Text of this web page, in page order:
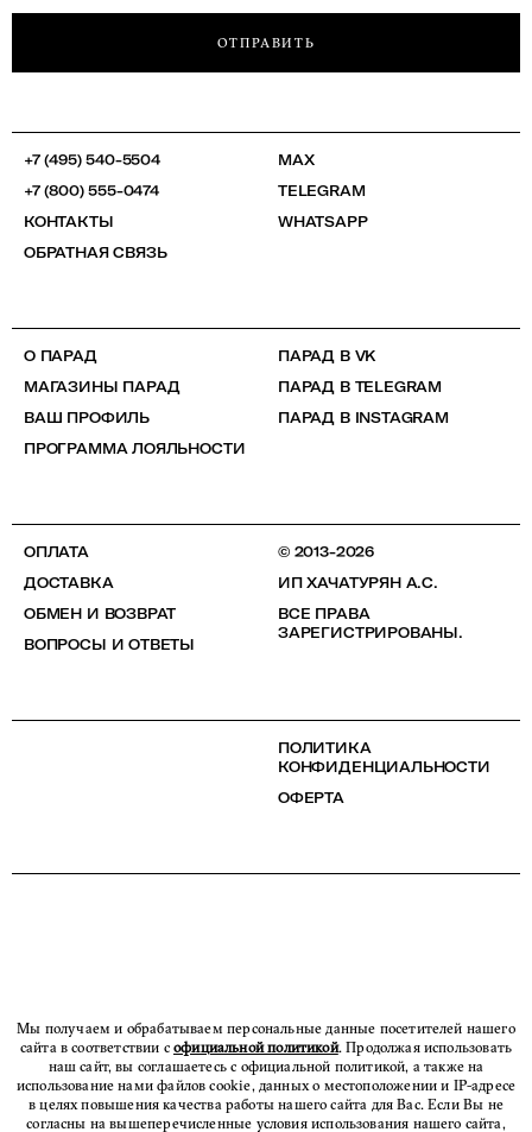
ОТПРАВИТЬ
+7 (495) 540-5504
+7 (800) 555-0474
КОНТАКТЫ
ОБРАТНАЯ СВЯЗЬ
MAX
TELEGRAM
WHATSAPP
О ПАРАД
МАГАЗИНЫ ПАРАД
ВАШ ПРОФИЛЬ
ПРОГРАММА ЛОЯЛЬНОСТИ
ПАРАД В VK
ПАРАД В TELEGRAM
ПАРАД В INSTAGRAM
ОПЛАТА
ДОСТАВКА
ОБМЕН И ВОЗВРАТ
ВОПРОСЫ И ОТВЕТЫ
© 2013-2026
ИП ХАЧАТУРЯН А.С.
ВСЕ ПРАВА
ЗАРЕГИСТРИРОВАНЫ.
ПОЛИТИКА
КОНФИДЕНЦИАЛЬНОСТИ
ОФЕРТА
Мы получаем и обрабатываем персональные данные посетителей нашего
сайта в соответствии софициальной политикой. Продолжая использовать
наш сайт, вы соглашаетесь с официальной политикой, а также на
использование нами файлов cookie, данных о местоположении и IP-адресе
в целях повышения качества работы нашего сайта для Вас. Если Вы не
согласны на вышеперечисленные условия использования нашего сайта,